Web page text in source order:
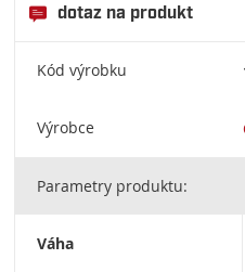
dotaz na produkt
Kód výrobku
Výrobce
Parametry produktu:
Váha